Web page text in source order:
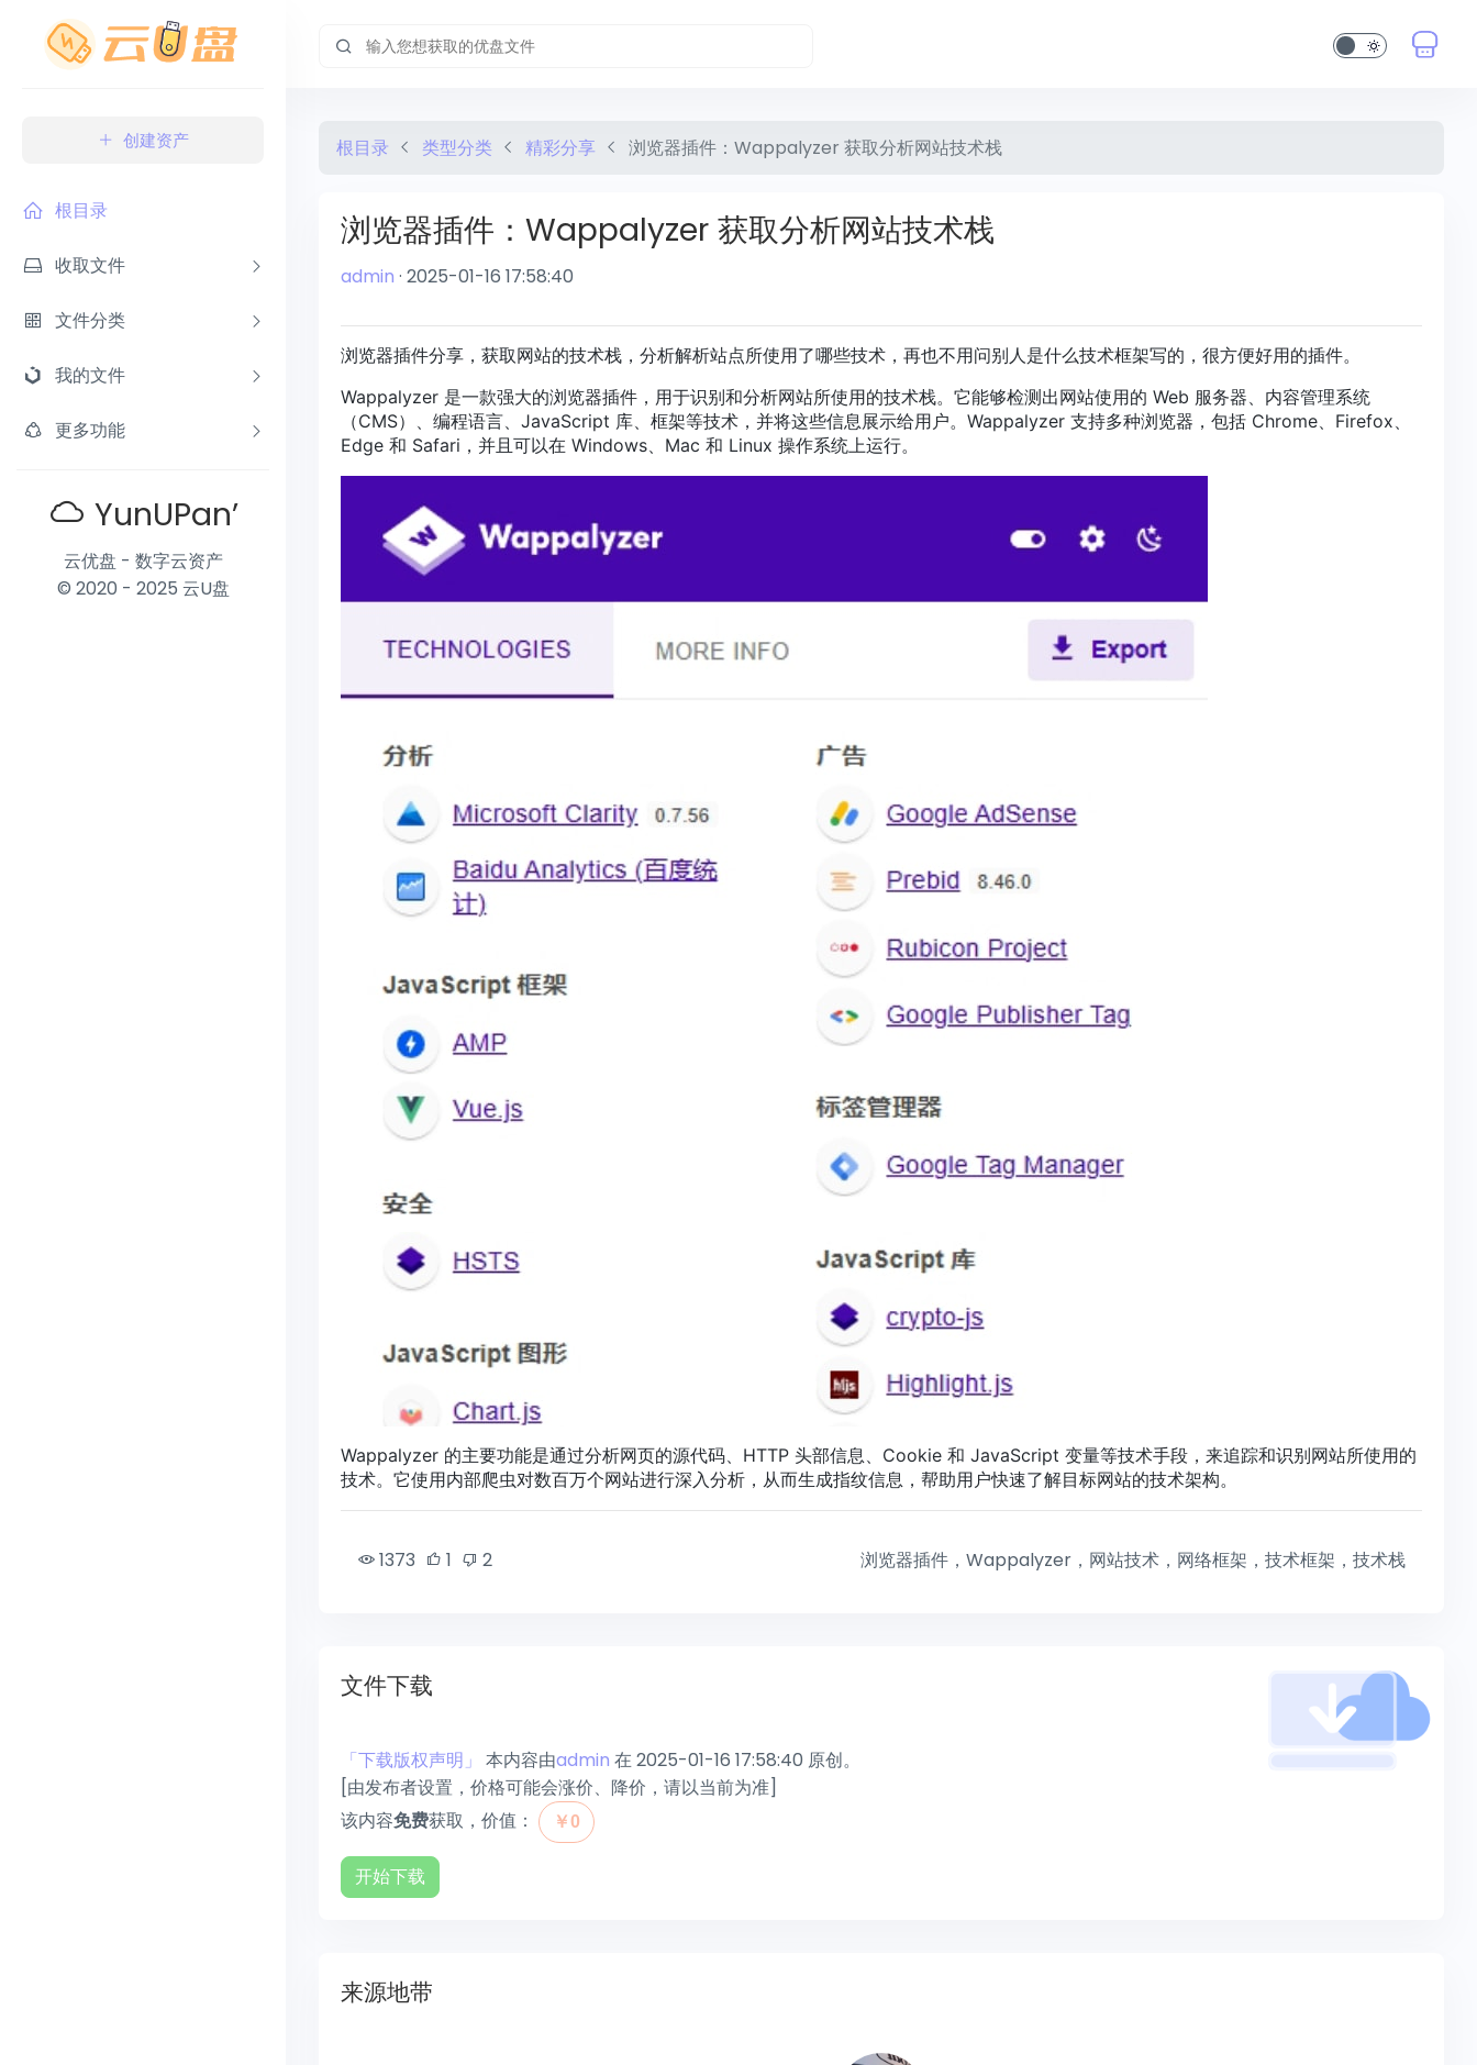
创建资产
根目录
收取文件
文件分类
我的文件
更多功能
YunUPan’
云优盘 - 数字云资产
© 2020 - 2025 云U盘
根目录 类型分类 精彩分享 浏览器插件：Wappalyzer 获取分析网站技术栈
浏览器插件：Wappalyzer 获取分析网站技术栈
admin · 2025-01-16 17:58:40
浏览器插件分享，获取网站的技术栈，分析解析站点所使用了哪些技术，再也不用问别人是什么技术框架写的，很方便好用的插件。
Wappalyzer 是一款强大的浏览器插件，用于识别和分析网站所使用的技术栈。它能够检测出网站使用的 Web 服务器、内容管理系统
（CMS）、编程语言、JavaScript 库、框架等技术，并将这些信息展示给用户。Wappalyzer 支持多种浏览器，包括 Chrome、Firefox、
Edge 和 Safari，并且可以在 Windows、Mac 和 Linux 操作系统上运行。
Wappalyzer 的主要功能是通过分析网页的源代码、HTTP 头部信息、Cookie 和 JavaScript 变量等技术手段，来追踪和识别网站所使用的
技术。它使用内部爬虫对数百万个网站进行深入分析，从而生成指纹信息，帮助用户快速了解目标网站的技术架构。
1373 1 2 浏览器插件，Wappalyzer，网站技术，网络框架，技术框架，技术栈
文件下载
「下载版权声明」 本内容由admin 在 2025-01-16 17:58:40 原创。
[由发布者设置，价格可能会涨价、降价，请以当前为准]
该内容免费获取，价值： ￥0
开始下载
来源地带